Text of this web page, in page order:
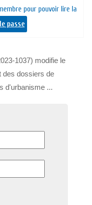
pour pouvoir lire la
passe
1037) modifie le
des dossiers de
d'urbanisme ...